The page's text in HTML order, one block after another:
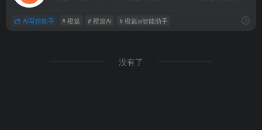
AI写作助手 # 橙篇 # 橙篇AI # 橙篇ai智能助手
没有了